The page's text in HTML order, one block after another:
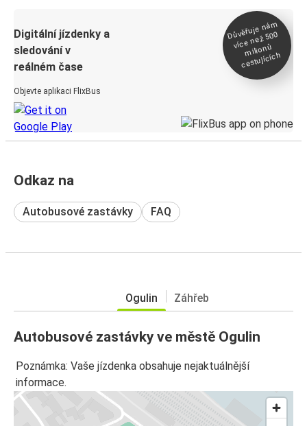
Digitální jízdenky a
sledování v
reálném čase
Objevte aplikaci FlixBus
Důvěřuje ná
m
více než 500
milionů
cestujících
Odkaz na
Autobusové zastávky FAQ
Ogulin Záhřeb
Autobusové zastávky ve městě Ogulin
Poznámka: Vaše jízdenka obsahuje nejaktuálnější
informace.